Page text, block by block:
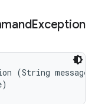
Exception
(String